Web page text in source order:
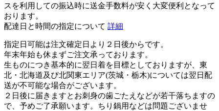
スを利用しての振込時に送金手数料が安く大変便利となって
おります。
配達日と時間の指定について 詳細
指定日可能は注文確定日より２日後からです。
年末年始も休まずご注文承っております。
生ものにつき基本的に翌日着を目標としておりますが、東
北・北海道及び北関東エリア(茨城・栃木)については翌日配
送が不可能な場合がございます。
２日後に届きますとお刺身の歯ごたえなどが若干落ちますの
で、予めご了承願います。ちり鍋用などは問題ございませ